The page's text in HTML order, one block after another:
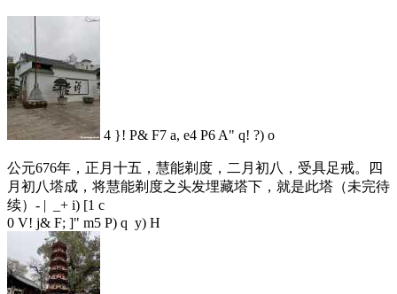
4 }! P& F7 a, e4 P6 A" q! ?) o
公元676年，正月十五，慧能剃度，二月初八，受具足戒。四
月初八塔成，将慧能剃度之头发埋藏塔下，就是此塔（未完待
续） - | _+ i) [1 c
0 V! j& F; ]" m5 P) q y) H